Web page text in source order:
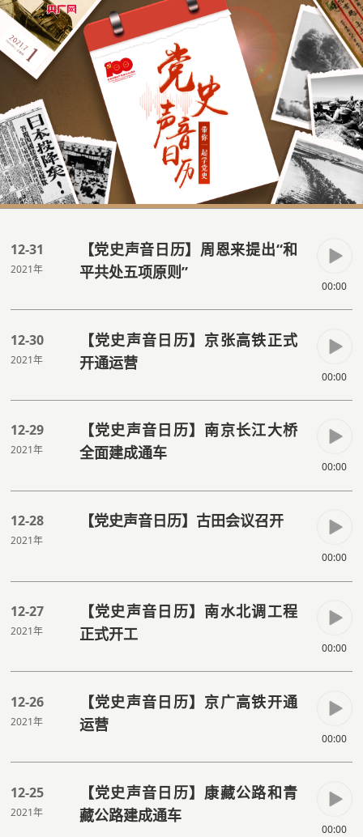
12-31
2021年
【党史声音日历】周恩来提出“和
平共处五项原则”
00:00
12-30
2021年
【党史声音日历】京张高铁正式
开通运营
00:00
12-29
2021年
【党史声音日历】南京长江大桥
全面建成通车
00:00
12-28
2021年
【党史声音日历】古田会议召开
00:00
12-27
2021年
【党史声音日历】南水北调工程
正式开工
00:00
12-26
2021年
【党史声音日历】京广高铁开通
运营
00:00
12-25
2021年
【党史声音日历】康藏公路和青
藏公路建成通车
00:00